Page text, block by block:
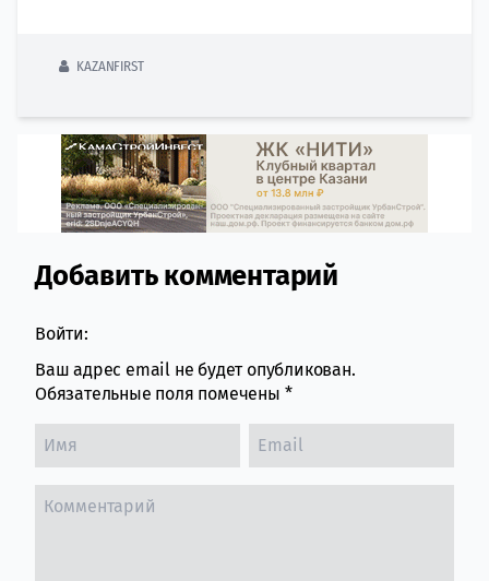
KAZANFIRST
Comment section
Добавить комментарий
Войти:
Ваш адрес email не будет опубликован.
Обязательные поля помечены *